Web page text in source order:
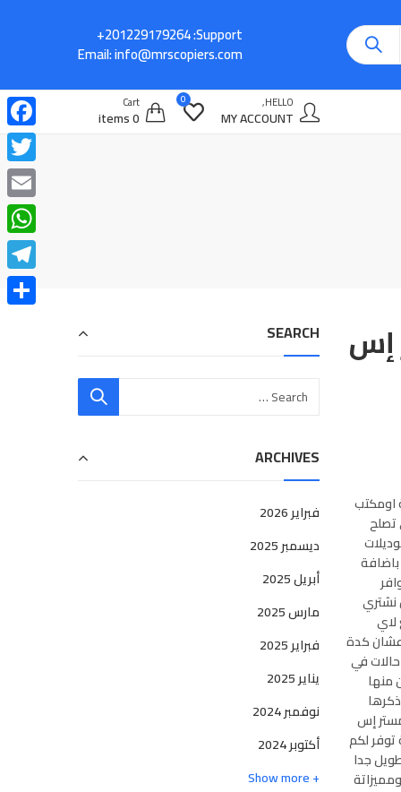
Support:
Email:info@mrscopiers.com
HELLO,
MY ACCOUNT
0
Cart
0 items
اومكتب
تصلح
نشتري
لاي
عشان كدة
في
منها
إس
توفر لكم
جدا
SEARCH
ARCHIVES
فبراير 2026
ديسمبر 2025
أبريل 2025
مارس 2025
فبراير 2025
يناير 2025
نوفمبر 2024
أكتوبر 2024
+ Show more
Email